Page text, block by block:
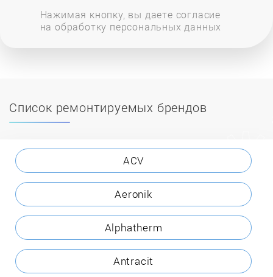
Нажимая кнопку, вы даете согласие
на обработку персональных данных
Список ремонтируемых брендов
ACV
Aeronik
Alphatherm
Antracit